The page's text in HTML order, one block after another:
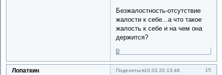
Безжалостность-отсутствие
жалости к себе...а что такое
жалость к себе и на чем она
держится?
0
Поделиться 15
10.03.20 13:48
Лопаткин